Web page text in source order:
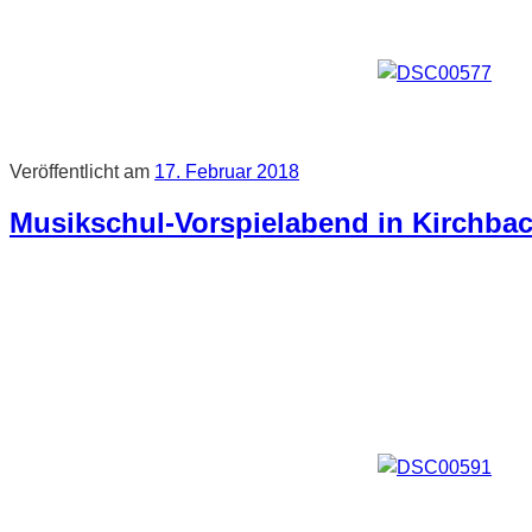
Veröffentlicht am 17. Februar 2018
Musikschul-Vorspielabend in